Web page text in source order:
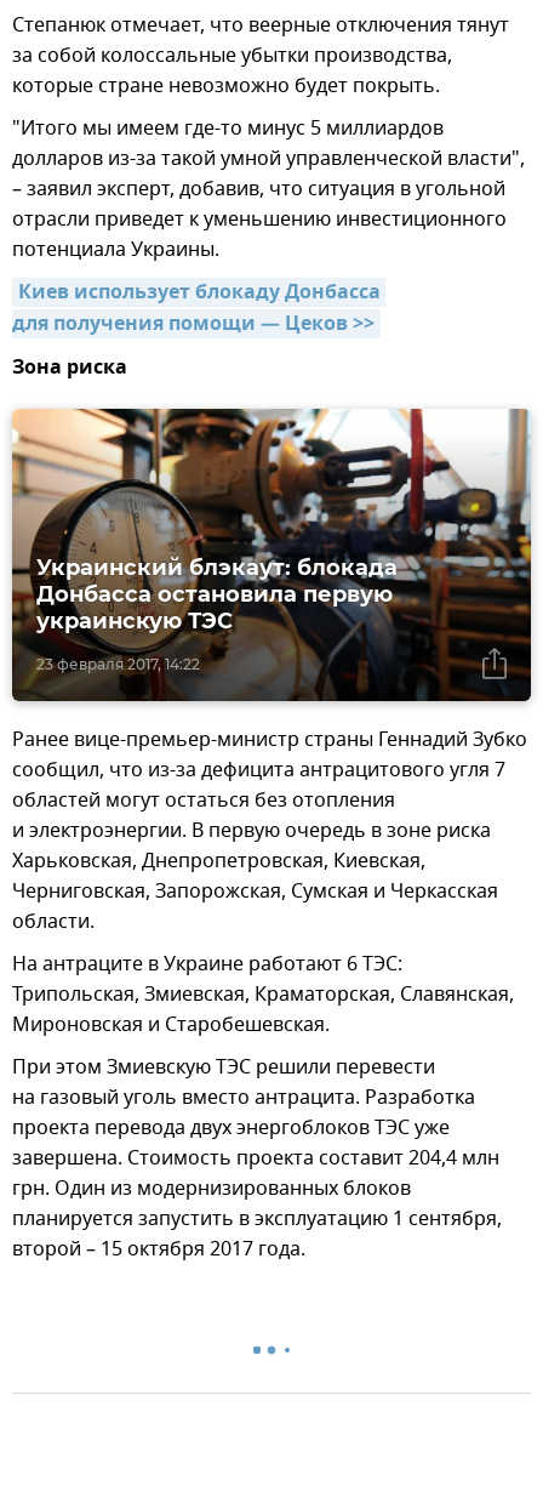
Степанюк отмечает, что веерные отключения тянут
за собой колоссальные убытки производства,
которые стране невозможно будет покрыть.
"Итого мы имеем где-то минус 5 миллиардов
долларов из-за такой умной управленческой власти",
– заявил эксперт, добавив, что ситуация в угольной
отрасли приведет к уменьшению инвестиционного
потенциала Украины.
Киев использует блокаду Донбасса
для получения помощи — Цеков >>
Зона риска
23 февраля 2017, 14:22
Украинский блэкаут: блокада
Донбасса остановила первую
украинскую ТЭС
Ранее вице-премьер-министр страны Геннадий Зубко
сообщил, что из-за дефицита антрацитового угля 7
областей могут остаться без отопления
и электроэнергии. В первую очередь в зоне риска
Харьковская, Днепропетровская, Киевская,
Черниговская, Запорожская, Сумская и Черкасская
области.
На антраците в Украине работают 6 ТЭС:
Трипольская, Змиевская, Краматорская, Славянская,
Мироновская и Старобешевская.
При этом Змиевскую ТЭС решили перевести
на газовый уголь вместо антрацита. Разработка
проекта перевода двух энергоблоков ТЭС уже
завершена. Стоимость проекта составит 204,4 млн
грн. Один из модернизированных блоков
планируется запустить в эксплуатацию 1 сентября,
второй – 15 октября 2017 года.